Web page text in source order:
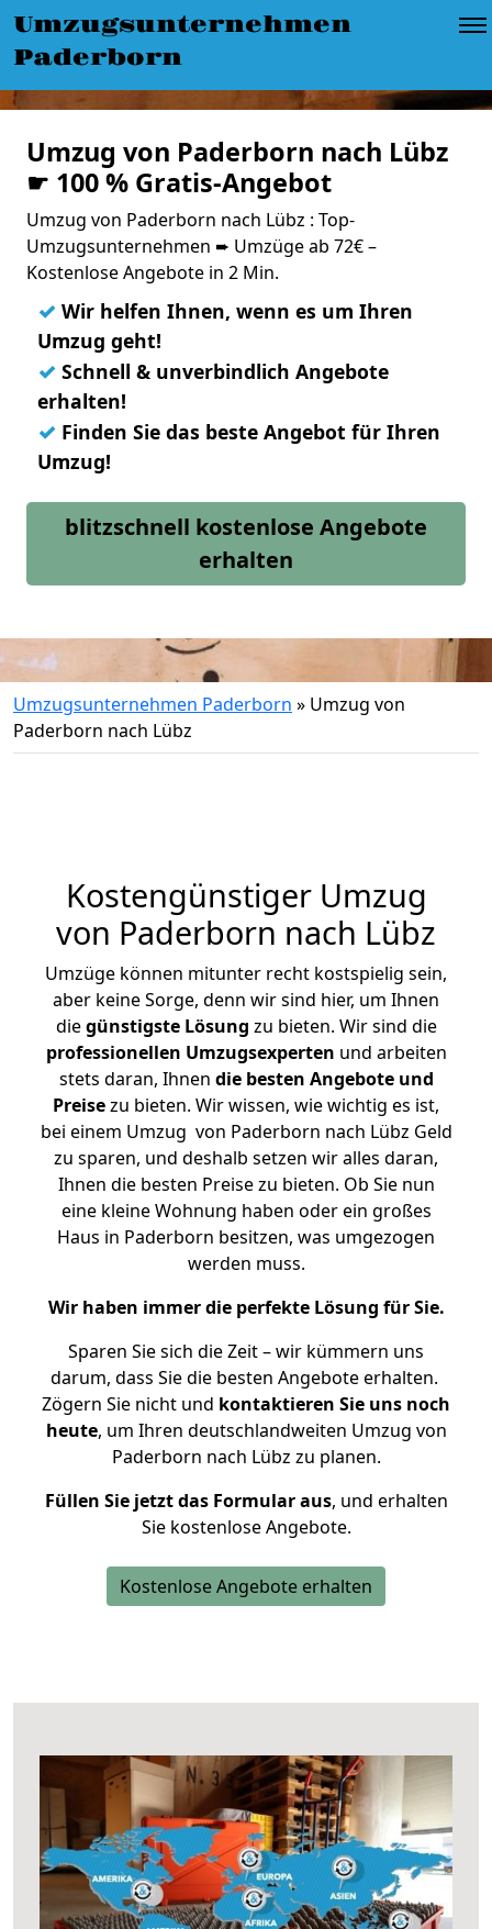
Umzugsunternehmen
Paderborn
Umzug von Paderborn nach Lübz
☛ 100 % Gratis-Angebot
Umzug von Paderborn nach Lübz : Top-
Umzugsunternehmen ➨ Umzüge ab 72€ –
Kostenlose Angebote in 2 Min.
✓ Wir helfen Ihnen, wenn es um Ihren
Umzug geht!
✓ Schnell & unverbindlich Angebote
erhalten!
✓ Finden Sie das beste Angebot für Ihren
Umzug!
blitzschnell kostenlose Angebote
erhalten
Umzugsunternehmen Paderborn » Umzug von
Paderborn nach Lübz
Kostengünstiger Umzug
von Paderborn nach Lübz
Umzüge können mitunter recht kostspielig sein,
aber keine Sorge, denn wir sind hier, um Ihnen
diegünstigste Lösung zu bieten. Wir sind die
professionellen Umzugsexperten und arbeiten
stets daran, Ihnen die besten Angebote und
Preisezu bieten. Wir wissen, wie wichtig es ist,
bei einem Umzug von Paderborn nach Lübz Geld
zu sparen, und deshalb setzen wir alles daran,
Ihnen die besten Preise zu bieten. Ob Sie nun
eine kleine Wohnung haben oder ein großes
Haus in Paderborn besitzen, was umgezogen
werden muss.
Wir haben immer die perfekte Lösung für Sie.
Sparen Sie sich die Zeit – wir kümmern uns
darum, dass Sie die besten Angebote erhalten.
Zögern Sie nicht und kontaktieren Sie uns noch
heute, um Ihren deutschlandweiten Umzug von
Paderborn nach Lübz zu planen.
Füllen Sie jetzt das Formular aus, und erhalten
Sie kostenlose Angebote.
Kostenlose Angebote erhalten